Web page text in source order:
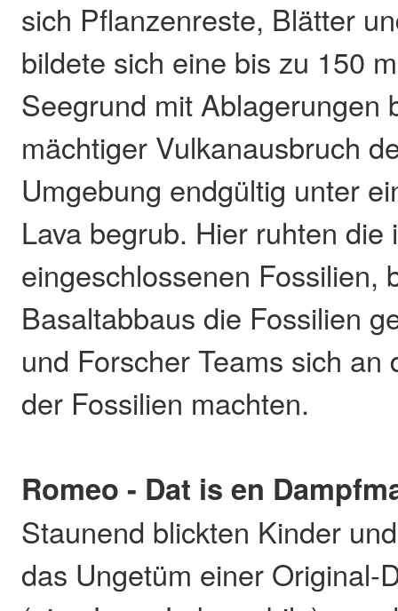
sich Pflanzenreste, Blätter
bildete sich eine bis zu 150
Seegrund mit Ablagerungen
mächtiger Vulkanausbruch
Umgebung endgültig unter
Lava begrub. Hier ruhten die
eingeschlossenen Fossilien,
Basaltabbaus die Fossilien
und Forscher Teams sich an
der Fossilien machten.
Romeo - Dat is en
Staunend blickten Kinder
das Ungetüm einer Original-